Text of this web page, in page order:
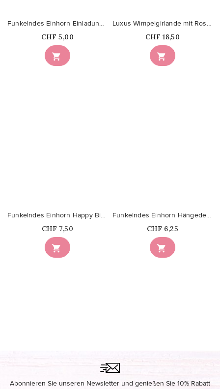

Funkelndes Einhorn Einladungen
Price
CHF 5,00

Luxus Wimpelgirlande mit Rosa Pailletten
Price
CHF 18,50

Funkelndes Einhorn Happy Birthday Girlande
Price
CHF 7,50

Funkelndes Einhorn Hängedekoration
Price
CHF 6,25
Abonnieren Sie unseren Newsletter und genießen Sie 10% Rabatt